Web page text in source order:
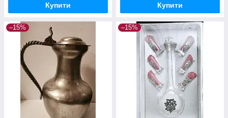
Купити Купити
–15% –15%